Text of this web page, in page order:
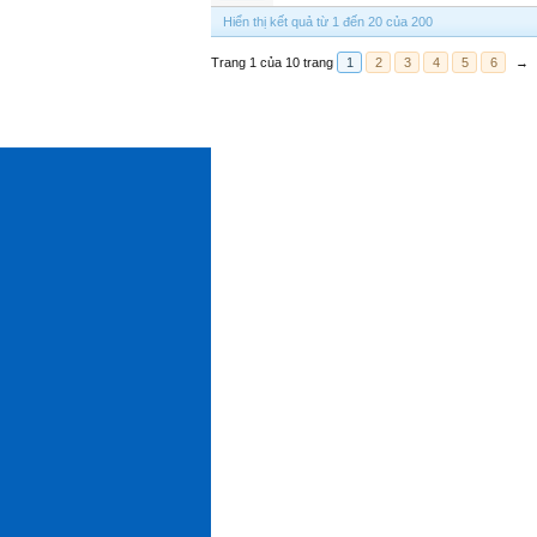
Hiển thị kết quả từ 1 đến 20 của 200
Trang 1 của 10 trang 1 2 3 4 5 6 →